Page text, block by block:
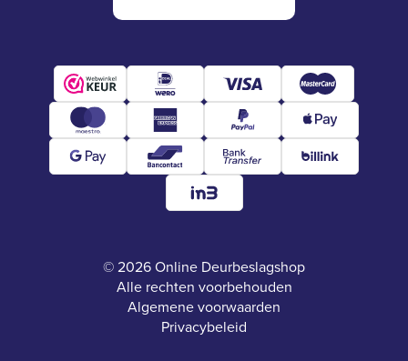
© 2026 Online Deurbeslagshop
Alle rechten voorbehouden
Algemene voorwaarden
Privacybeleid